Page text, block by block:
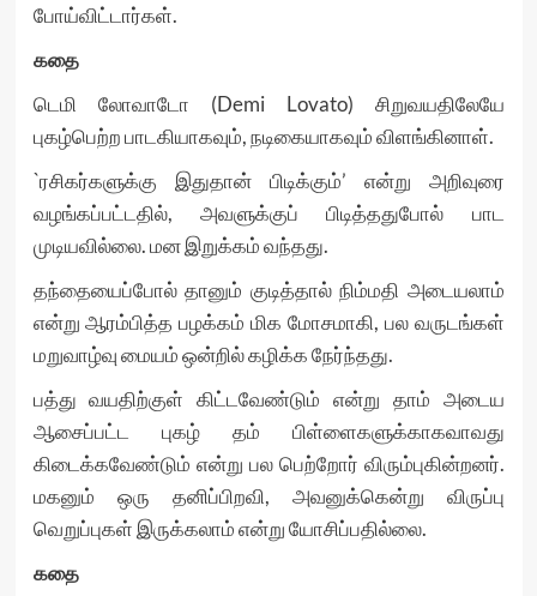
போய்விட்டார்கள்.
கதை
டெமி லோவாடோ (Demi Lovato) சிறுவயதிலேயே
புகழ்பெற்ற பாடகியாகவும், நடிகையாகவும் விளங்கினாள்.
`ரசிகர்களுக்கு இதுதான் பிடிக்கும்’ என்று அறிவுரை
வழங்கப்பட்டதில், அவளுக்குப் பிடித்ததுபோல் பாட
முடியவில்லை. மன இறுக்கம் வந்தது.
தந்தையைப்போல் தானும் குடித்தால் நிம்மதி அடையலாம்
என்று ஆரம்பித்த பழக்கம் மிக மோசமாகி, பல வருடங்கள்
மறுவாழ்வு மையம் ஒன்றில் கழிக்க நேர்ந்தது.
பத்து வயதிற்குள் கிட்டவேண்டும் என்று தாம் அடைய
ஆசைப்பட்ட புகழ் தம் பிள்ளைகளுக்காகவாவது
கிடைக்கவேண்டும் என்று பல பெற்றோர் விரும்புகின்றனர்.
மகனும் ஒரு தனிப்பிறவி, அவனுக்கென்று விருப்பு
வெறுப்புகள் இருக்கலாம் என்று யோசிப்பதில்லை.
கதை